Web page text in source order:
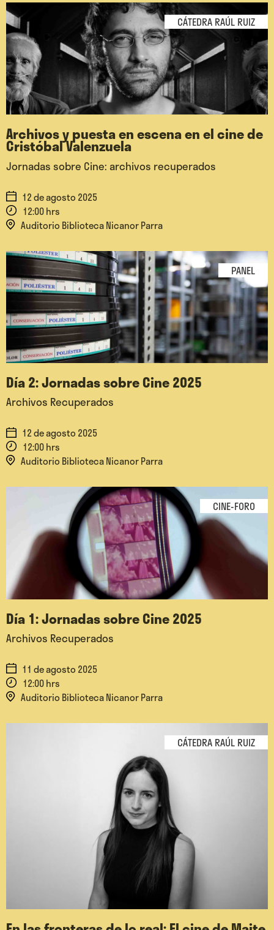
CÁTEDRA RAÚL RUIZ
Archivos y puesta en escena en el cine de
Cristóbal Valenzuela
Jornadas sobre Cine: archivos recuperados
12 de agosto 2025
12:00 hrs
Auditorio Biblioteca Nicanor Parra
PANEL
Día 2: Jornadas sobre Cine 2025
Archivos Recuperados
12 de agosto 2025
12:00 hrs
Auditorio Biblioteca Nicanor Parra
CINE-FORO
Día 1: Jornadas sobre Cine 2025
Archivos Recuperados
11 de agosto 2025
12:00 hrs
Auditorio Biblioteca Nicanor Parra
CÁTEDRA RAÚL RUIZ